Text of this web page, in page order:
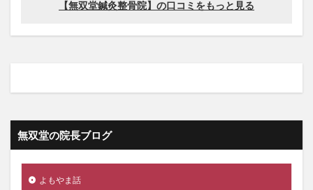
無双堂の院長ブログ
よもやま話